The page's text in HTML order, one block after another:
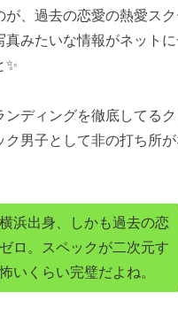
、 過去の恋愛の熱愛ス
真みたいな情報がネット
✨
ンディングを徹底してるク
ク男子として非の打ち所が
浜出身、しかも過去の恋
ロ。スペックが二次元す
いくらい完璧だよね。